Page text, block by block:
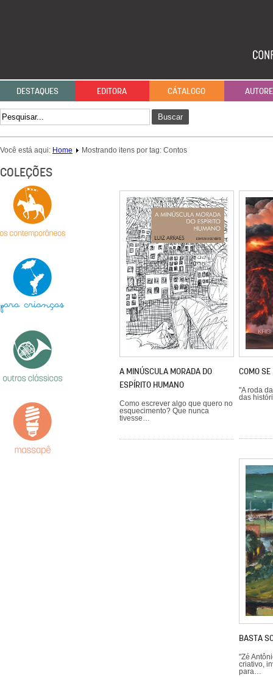
DESTAQUES EDITORA CÁTALOGO
Buscar
Você está aqui: Home Mostrando itens por tag: Contos
COLEÇÕES
A MINÚSCULA MORADA DO
ESPÍRITO HUMANO
Como escrever algo que quero no
esquecimento? Que nunca
tivesse…
COMO SE
"A roda
das
BASTA
"Zé
criativo,
para…